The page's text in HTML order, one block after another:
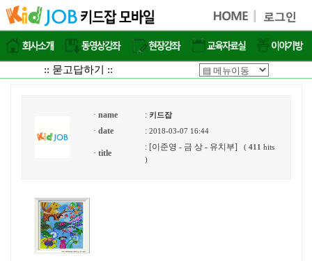
:: 묻고답하기 ::
· name : 키드잡
· date : 2018-03-07 16:44
· title
: [이준영 - 금 상 - 유치부] ( 411 hits
)